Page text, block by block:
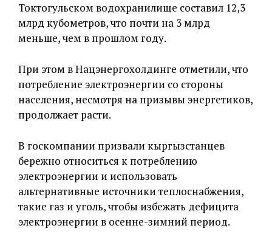
Токтогульском водохранилище составил 12,3
млрд кубометров, что почти на 3 млрд
меньше, чем в прошлом году.
При этом в Нацэнергохолдинге отметили, что
потребление электроэнергии со стороны
населения, несмотря на призывы энергетиков,
продолжает расти.
В госкомпании призвали кыргызстанцев
бережно относиться к потреблению
электроэнергии и использовать
альтернативные источники теплоснабжения,
такие газ и уголь, чтобы избежать дефицита
электроэнергии в осенне-зимний период.